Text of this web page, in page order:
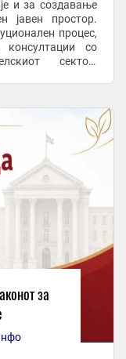
и за создавање
јавен простор.
процес,
консултации со
сектор,
за